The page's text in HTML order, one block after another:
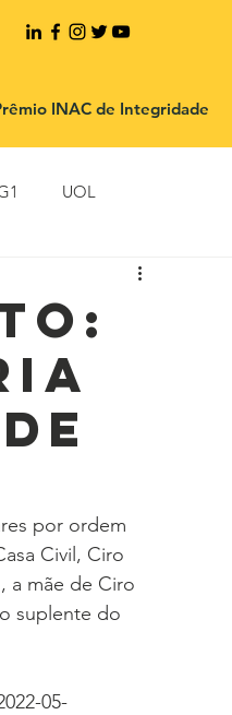
INAC de Integridade
UOL
por ordem
Civil, Ciro
a mãe de Ciro
suplente do
05-